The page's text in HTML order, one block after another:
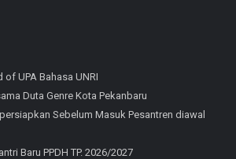
UPA Bahasa UNRI
Duta Genre Kota Pekanbaru
Sebelum Masuk Pesantren diawal
Baru PPDH TP. 2026/2027